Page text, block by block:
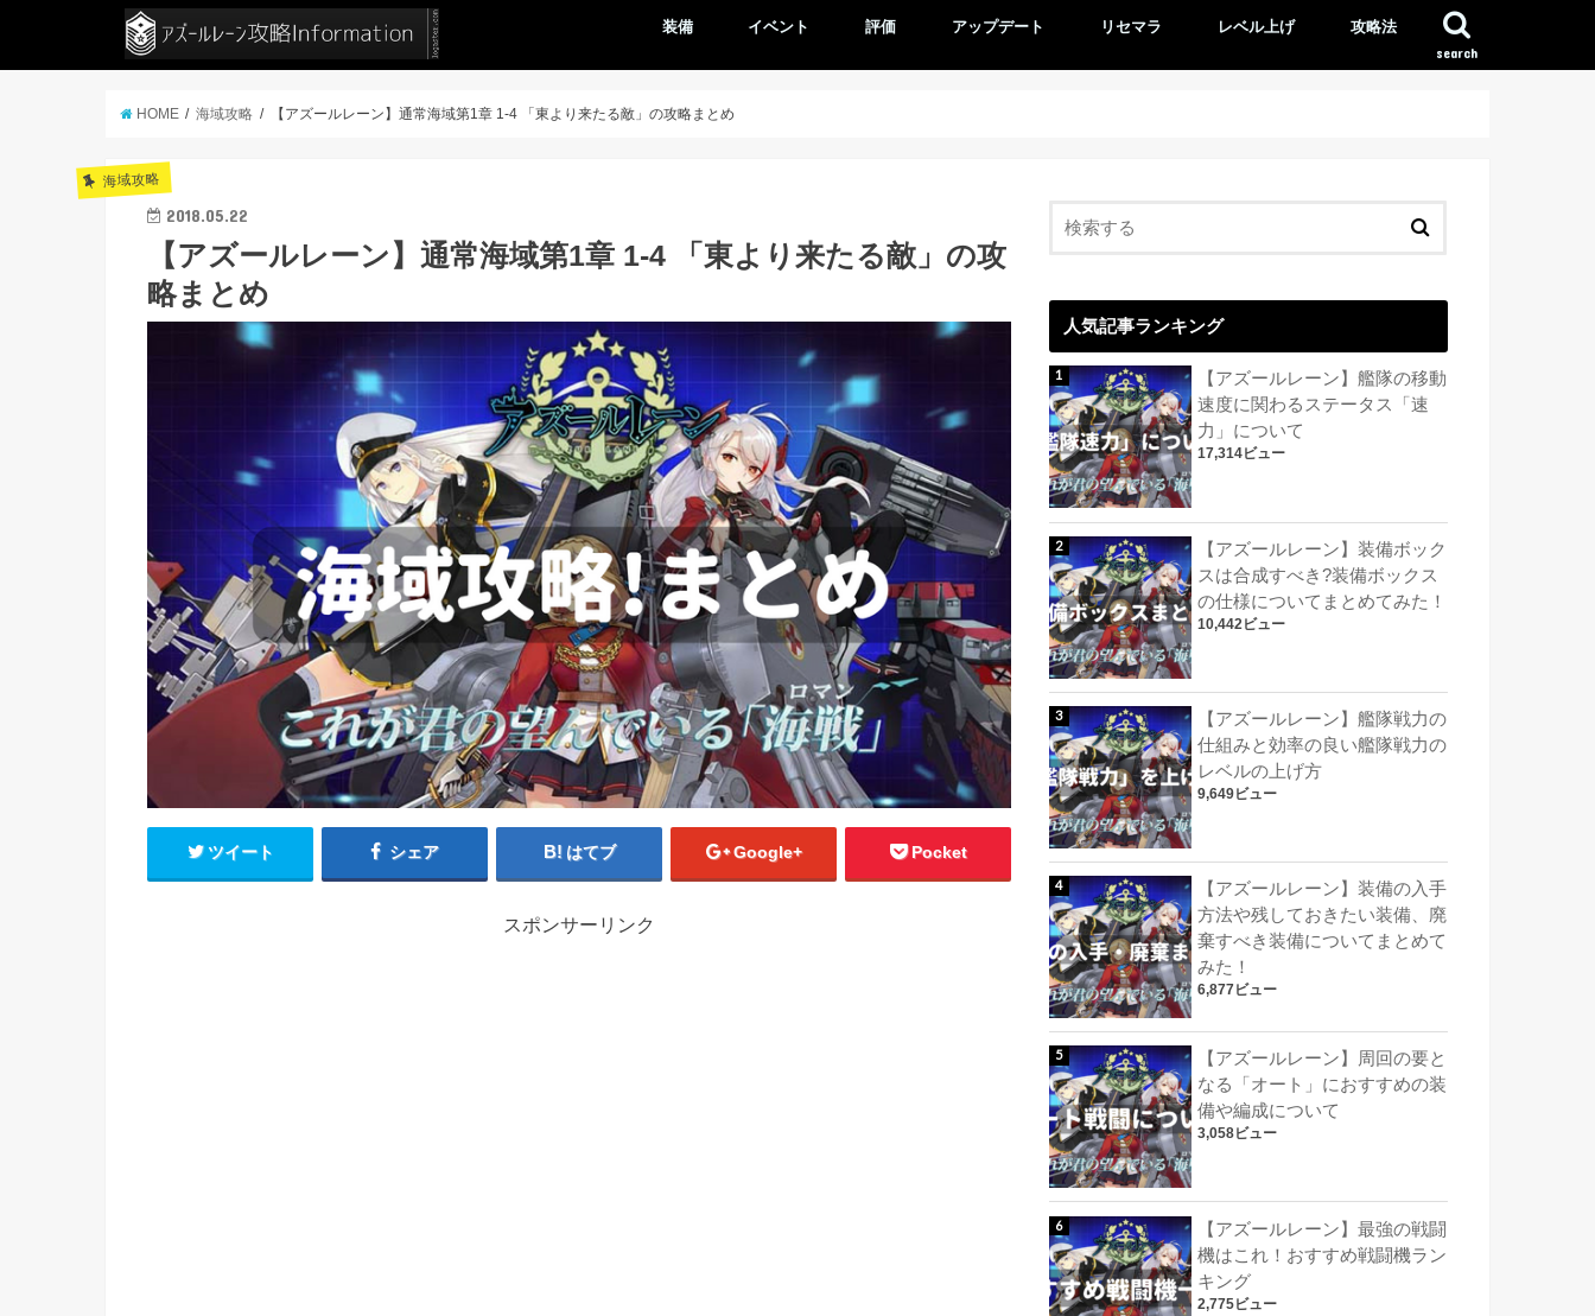
search
装備 イベント 評価 アップデート リセマラ レベル上げ 攻略法
HOME 海域攻略 【アズールレーン】通常海域第1章 1-4 「東より来たる敵」の攻略まとめ
海域攻略
2018.05.22
【アズールレーン】通常海域第1章 1-4 「東より来たる敵」の攻
略まとめ
ツイート シェア はてブ Google+ Pocket
スポンサーリンク
人気記事ランキング
【アズールレーン】艦隊の移動
速度に関わるステータス「速
力」について
17,314ビュー
【アズールレーン】装備ボック
スは合成すべき?装備ボックス
の仕様についてまとめてみた！
10,442ビュー
【アズールレーン】艦隊戦力の
仕組みと効率の良い艦隊戦力の
レベルの上げ方
9,649ビュー
【アズールレーン】装備の入手
方法や残しておきたい装備、廃
棄すべき装備についてまとめて
みた！
6,877ビュー
【アズールレーン】周回の要と
なる「オート」におすすめの装
備や編成について
3,058ビュー
【アズールレーン】最強の戦闘
機はこれ！おすすめ戦闘機ラン
キング
2,775ビュー